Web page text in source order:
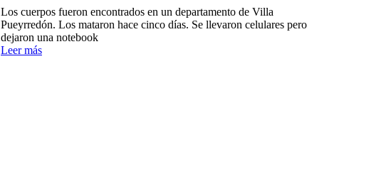
Los cuerpos fueron encontrados en un departamento de Villa
Pueyrredón. Los mataron hace cinco días. Se llevaron celulares pero
dejaron una notebook
Leer más